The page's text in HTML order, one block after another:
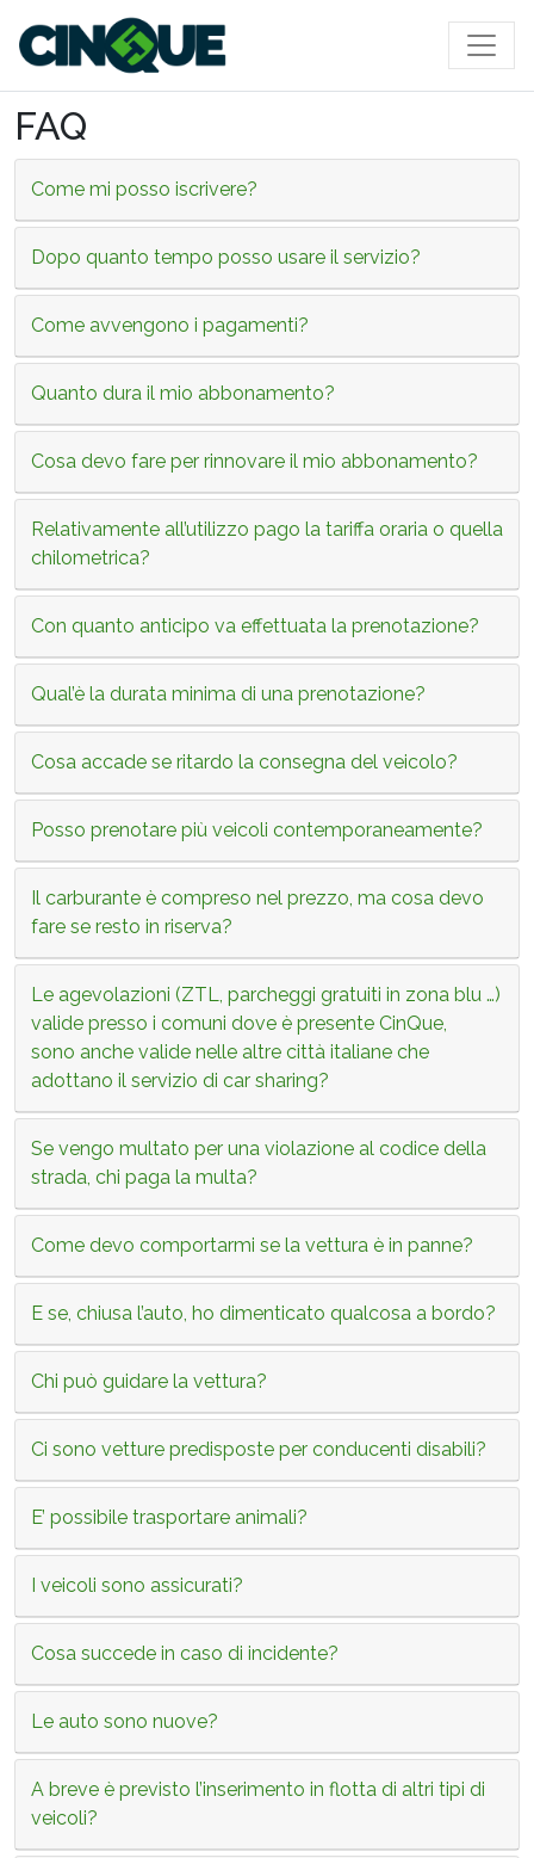
Salta al contenuto principale
FAQ
Come mi posso iscrivere?
Dopo quanto tempo posso usare il servizio?
Come avvengono i pagamenti?
Quanto dura il mio abbonamento?
Cosa devo fare per rinnovare il mio abbonamento?
Relativamente all’utilizzo pago la tariffa oraria o quella
chilometrica?
Con quanto anticipo va effettuata la prenotazione?
Qual’è la durata minima di una prenotazione?
Cosa accade se ritardo la consegna del veicolo?
Posso prenotare più veicoli contemporaneamente?
Il carburante è compreso nel prezzo, ma cosa devo
fare se resto in riserva?
Le agevolazioni (ZTL, parcheggi gratuiti in zona blu …)
valide presso i comuni dove è presente CinQue,
sono anche valide nelle altre città italiane che
adottano il servizio di car sharing?
Se vengo multato per una violazione al codice della
strada, chi paga la multa?
Come devo comportarmi se la vettura è in panne?
E se, chiusa l’auto, ho dimenticato qualcosa a bordo?
Chi può guidare la vettura?
Ci sono vetture predisposte per conducenti disabili?
E’ possibile trasportare animali?
I veicoli sono assicurati?
Cosa succede in caso di incidente?
Le auto sono nuove?
A breve è previsto l’inserimento in flotta di altri tipi di
veicoli?